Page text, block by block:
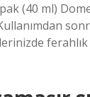
(40 ml)